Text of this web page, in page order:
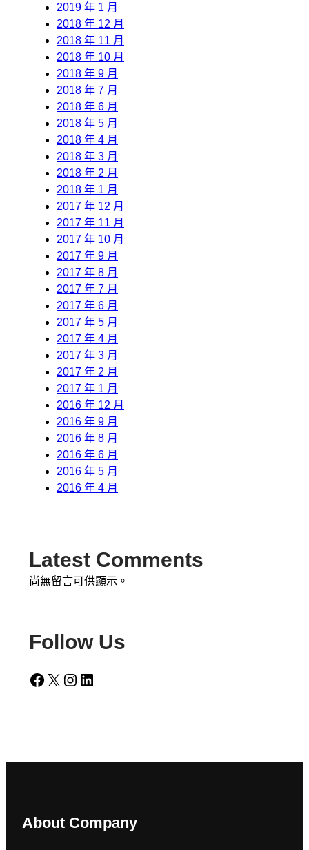
2019 年 1 月
2018 年 12 月
2018 年 11 月
2018 年 10 月
2018 年 9 月
2018 年 7 月
2018 年 6 月
2018 年 5 月
2018 年 4 月
2018 年 3 月
2018 年 2 月
2018 年 1 月
2017 年 12 月
2017 年 11 月
2017 年 10 月
2017 年 9 月
2017 年 8 月
2017 年 7 月
2017 年 6 月
2017 年 5 月
2017 年 4 月
2017 年 3 月
2017 年 2 月
2017 年 1 月
2016 年 12 月
2016 年 9 月
2016 年 8 月
2016 年 6 月
2016 年 5 月
2016 年 4 月
Latest Comments
尚無留言可供顯示。
Follow Us
Facebook X Instagram LinkedIn
About Company